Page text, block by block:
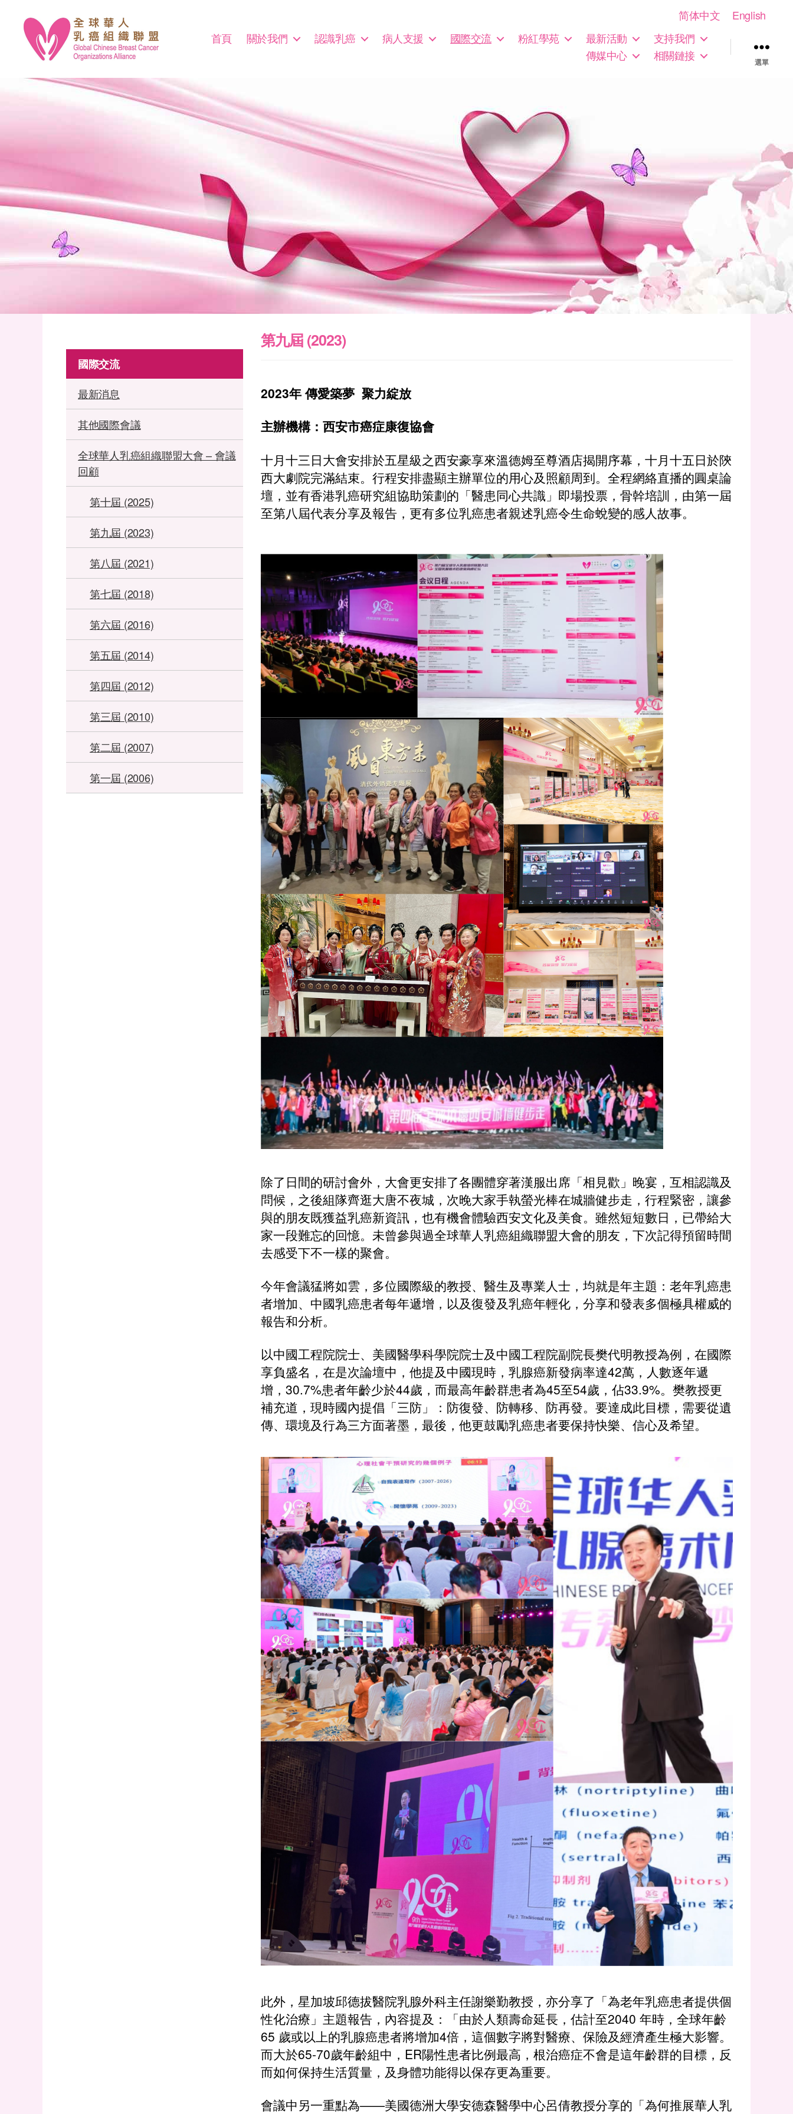
球
盟
Global
Chinese
Breast
Cancer
Organizations
Alliance
首頁 關於我們 認識乳癌 病人支援 國際交流 粉紅學苑 最新活動
支持我們
傳媒中心
相關鏈接 選單
简体中文 English
國際交流
最新消息
其他國際會議
全球華人乳癌組織聯盟大會 – 會議
回顧
第十屆 (2025)
第九屆 (2023)
第八屆 (2021)
第七屆 (2018)
第六屆 (2016)
第五屆 (2014)
第四屆 (2012)
第三屆 (2010)
第二屆 (2007)
第一屆 (2006)
第九屆 (2023)
2023年 傳愛築夢 聚力綻放
主辦機構： 西安市癌症康復協會
十月十三日大會安排於五星級之西安豪享來溫德姆至尊酒店揭開序幕，十月十五日於陝
西大劇院完滿結束。行程安排盡顯主辦單位的用心及照顧周到。全程網絡直播的圓桌論
壇，並有香港乳癌研究組協助策劃的「醫患同心共識」即場投票，骨幹培訓，由第一屆
至第八屆代表分享及報告，更有多位乳癌患者親述乳癌令生命蛻變的感人故事。
除了日間的研討會外，大會更安排了各團體穿著漢服出席「相見歡」晚宴，互相認識及
問候，之後組隊齊逛大唐不夜城，次晚大家手執螢光棒在城牆健步走，行程緊密，讓參
與的朋友既獲益乳癌新資訊，也有機會體驗西安文化及美食。雖然短短數日，已帶給大
家一段難忘的回憶。未曾參與過全球華人乳癌組織聯盟大會的朋友，下次記得預留時間
去感受下不一樣的聚會。
今年會議猛將如雲，多位國際級的教授、醫生及專業人士，均就是年主題：老年乳癌患
者增加、中國乳癌患者每年遞增，以及復發及乳癌年輕化，分享和發表多個極具權威的
報告和分析。
以中國工程院院士、美國醫學科學院院士及中國工程院副院長樊代明教授為例，在國際
享負盛名，在是次論壇中，他提及中國現時，乳腺癌新發病率達42萬，人數逐年遞
增，30.7%患者年齡少於44歲，而最高年齡群患者為45至54歲，佔33.9%。樊教授更
補充道，現時國內提倡「三防」：防復發、防轉移、防再發。要達成此目標，需要從遺
傳、環境及行為三方面著墨，最後，他更鼓勵乳癌患者要保持快樂、信心及希望。
此外，星加坡邱德拔醫院乳腺外科主任謝樂勤教授，亦分享了「為老年乳癌患者提供個
性化治療」主題報告，內容提及：「由於人類壽命延長，估計至2040 年時，全球年齡
65 歲或以上的乳腺癌患者將增加4倍，這個數字將對醫療、保險及經濟產生極大影響。
而大於65-70歲年齡組中，ER陽性患者比例最高，根治癌症不會是這年齡群的目標，反
而如何保持生活質量，及身體功能得以保存更為重要。
會議中另一重點為——美國德洲大學安德森醫學中心呂倩教授分享的「為何推展華人乳